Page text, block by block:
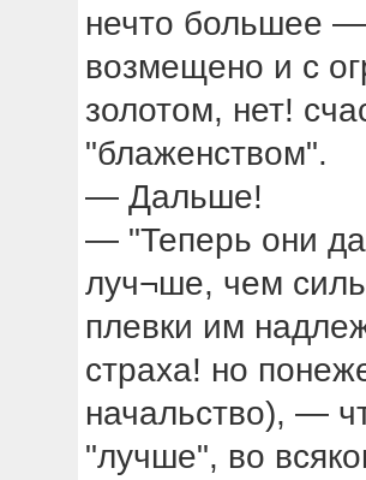
нечто большее —
возмещено и с
золотом, нет!
"блаженством".
— Дальше!
— "Теперь они
луч¬ше, чем
плевки им
страха! но
начальство), —
"лучше", во